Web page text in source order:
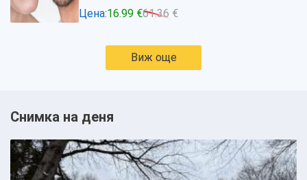
Цена:16.99 €61.36 €
Виж още
Снимка на деня